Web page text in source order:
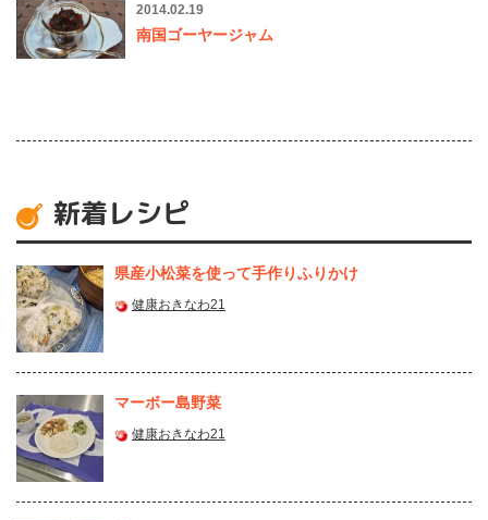
2014.02.19
南国ゴーヤージャム
新着レシピ
県産⼩松菜を使って⼿作りふりかけ
健康おきなわ21
マーボー島野菜
健康おきなわ21